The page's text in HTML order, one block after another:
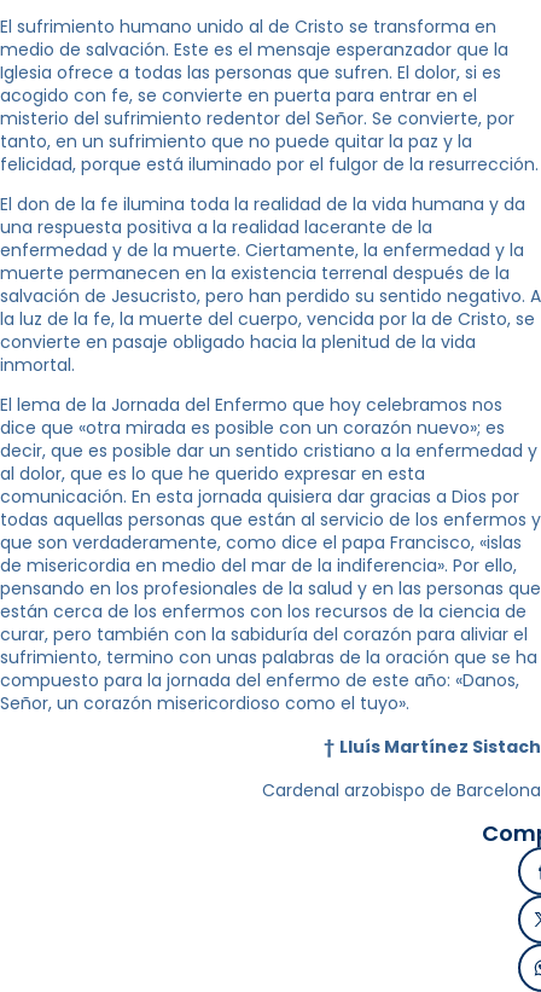
El sufrimiento humano unido al de Cristo se transforma en
medio de salvación. Este es el mensaje esperanzador que la
Iglesia ofrece a todas las personas que sufren. El dolor, si es
acogido con fe, se convierte en puerta para entrar en el
misterio del sufrimiento redentor del Señor. Se convierte, por
tanto, en un sufrimiento que no puede quitar la paz y la
felicidad, porque está iluminado por el fulgor de la resurrección.
El don de la fe ilumina toda la realidad de la vida humana y da
una respuesta positiva a la realidad lacerante de la
enfermedad y de la muerte. Ciertamente, la enfermedad y la
muerte permanecen en la existencia terrenal después de la
salvación de Jesucristo, pero han perdido su sentido negativo. A
la luz de la fe, la muerte del cuerpo, vencida por la de Cristo, se
convierte en pasaje obligado hacia la plenitud de la vida
inmortal.
El lema de la Jornada del Enfermo que hoy celebramos nos
dice que «otra mirada es posible con un corazón nuevo»; es
decir, que es posible dar un sentido cristiano a la enfermedad y
al dolor, que es lo que he querido expresar en esta
comunicación. En esta jornada quisiera dar gracias a Dios por
todas aquellas personas que están al servicio de los enfermos y
que son verdaderamente, como dice el papa Francisco, «islas
de misericordia en medio del mar de la indiferencia». Por ello,
pensando en los profesionales de la salud y en las personas que
están cerca de los enfermos con los recursos de la ciencia de
curar, pero también con la sabiduría del corazón para aliviar el
sufrimiento, termino con unas palabras de la oración que se ha
compuesto para la jornada del enfermo de este año: «Danos,
Señor, un corazón misericordioso como el tuyo».
† Lluís Martínez Sistach
Cardenal arzobispo de Barcelona